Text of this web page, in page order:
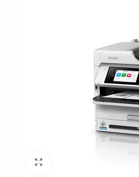
Потрошен материјал
Рибони